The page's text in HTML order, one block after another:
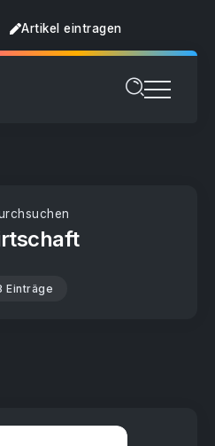
Artikel eintragen
Einträge